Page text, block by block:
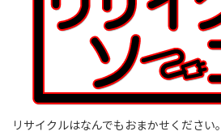
リサイクルはなんでもおまかせください。